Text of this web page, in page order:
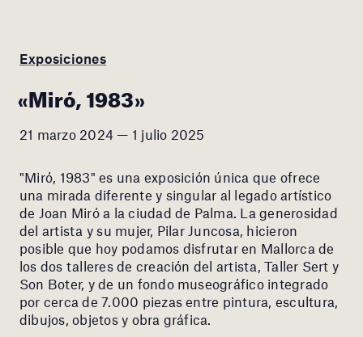
Exposiciones
«Miró, 1983»
21 marzo 2024 — 1 julio 2025
"Miró, 1983" es una exposición única que ofrece
una mirada diferente y singular al legado artístico
de Joan Miró a la ciudad de Palma. La generosidad
del artista y su mujer, Pilar Juncosa, hicieron
posible que hoy podamos disfrutar en Mallorca de
los dos talleres de creación del artista, Taller Sert y
Son Boter, y de un fondo museográfico integrado
por cerca de 7.000 piezas entre pintura, escultura,
dibujos, objetos y obra gráfica.